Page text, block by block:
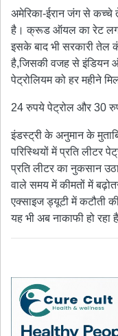
अमेरिका-ईरान जंग से कच्चे
है। क्रूड ऑयल का रेट
इसके बाद भी सरकारी तेल
है,जिसकी वजह से इंडियन
पेट्रोलियम को हर महीने
24 रुपये पेट्रोल और 30
इंडस्ट्री के अनुमान के
परिस्थियों में प्रति लीटर
प्रति लीटर का नुकसान
वाले समय में कीमतों में
एक्साइज ड्यूटी में कटौती
यह भी अब नाकाफी हो रहा